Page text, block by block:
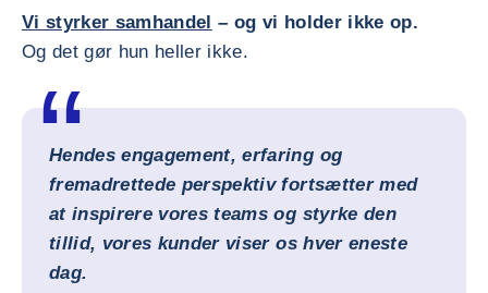
Vi styrker samhandel – og vi holder ikke op.
Og det gør hun heller ikke.
Hendes engagement, erfaring og
fremadrettede perspektiv fortsætter med
at inspirere vores teams og styrke den
tillid, vores kunder viser os hver eneste
dag.